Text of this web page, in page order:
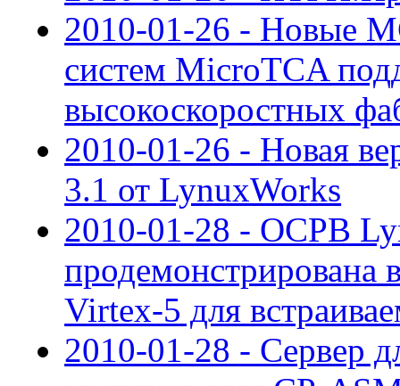
2010-01-26 - Новые
систем MicroTCA
высокоскоростных
2010-01-26 - Новая
3.1 от LynuxWorks
2010-01-28 - ОСРВ
продемонстрирована
Virtex-5 для
2010-01-28 - Сервер